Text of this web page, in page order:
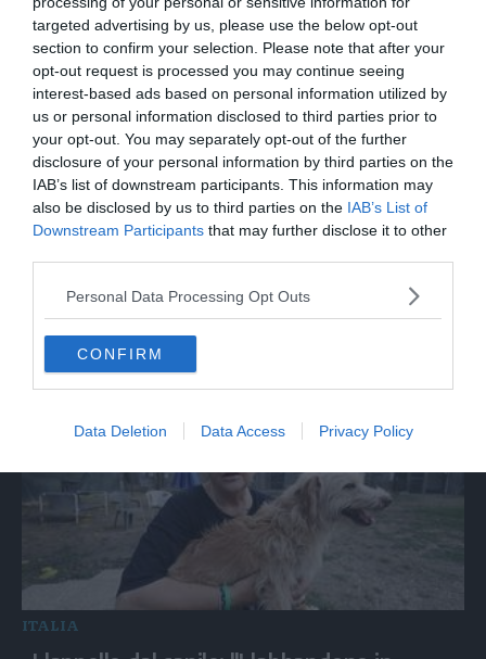
targeted advertising by us, please use the below opt-out
section to confirm your selection. Please note that after your
opt-out request is processed you may continue seeing
interest-based ads based on personal information utilized by
us or personal information disclosed to third parties prior to
your opt-out. You may separately opt-out of the further
disclosure of your personal information by third parties on the
IAB’s list of downstream participants. This information may
also be disclosed by us to third parties on the IAB’s List of
Downstream Participants that may further disclose it to other
Personal Data Processing Opt Outs
CONFIRM
Data Deletion Data Access Privacy Policy
"Aprite la cassaforte, fuori le chat"
Caso Maiorana, la madre: "Nessun caso di
scomparsa va archiviato"
ITALIA